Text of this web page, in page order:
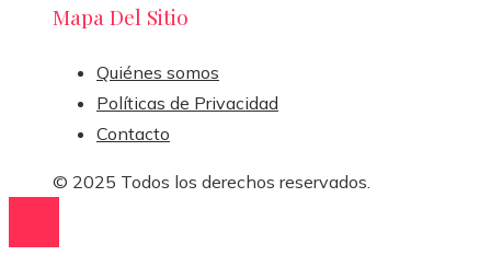
Mapa Del Sitio
Quiénes somos
Políticas de Privacidad
Contacto
© 2025 Todos los derechos reservados.